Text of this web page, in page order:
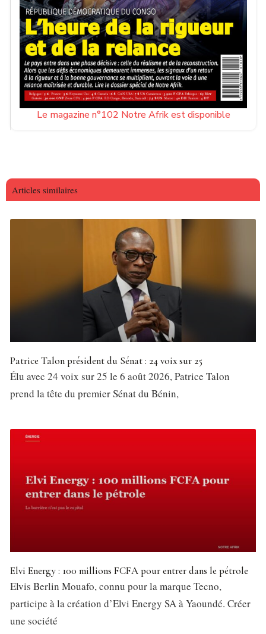
Le magazine n°102 Notre Afrik est disponible
Articles similaires
Patrice Talon président du Sénat : 24 voix sur 25
Élu avec 24 voix sur 25 le 6 août 2026, Patrice Talon
prend la tête du premier Sénat du Bénin,
Elvi Energy : 100 millions FCFA pour entrer dans le pétrole
Elvis Berlin Mouafo, connu pour la marque Tecno,
participe à la création d’Elvi Energy SA à Yaoundé. Créer
une société